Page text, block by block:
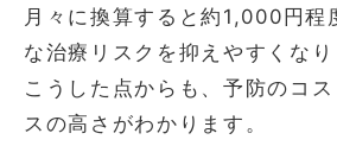
月々に換算すると約1,000円程
な治療リスクを抑えやすくなり
こうした点からも、予防のコ
スの高さがわかります。